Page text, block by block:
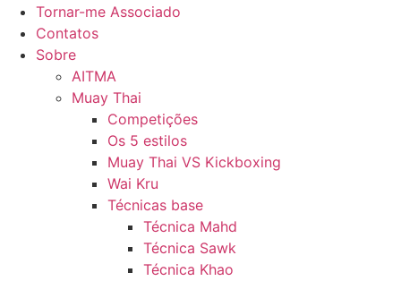
Tornar-me Associado
Contatos
Sobre
AITMA
Muay Thai
Competições
Os 5 estilos
Muay Thai VS Kickboxing
Wai Kru
Técnicas base
Técnica Mahd
Técnica Sawk
Técnica Khao